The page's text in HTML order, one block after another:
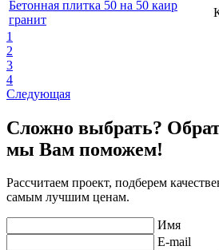
Бетонная плитка 50 на 50 каир
гранит
1
2
3
4
Следующая
Сложно выбрать?
мы Вам поможем!
Рассчитаем проект, подберем
самым лучшим ценам.
Имя
E-mail